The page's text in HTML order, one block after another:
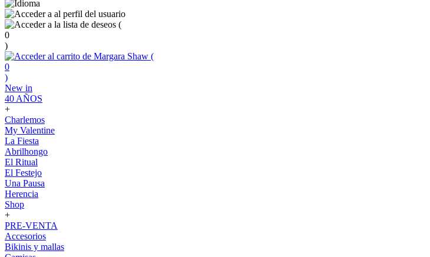
(
0
)
(
0
)
New in
40 AÑOS
+
Charlemos
My Valentine
La Fiesta
Abrilhongo
El Ritual
El Festejo
Una Pausa
Herencia
Shop
+
PRE-VENTA
Accesorios
Bikinis y mallas